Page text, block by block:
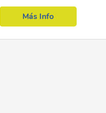
GESTIÓN FISCAL...
Más Info